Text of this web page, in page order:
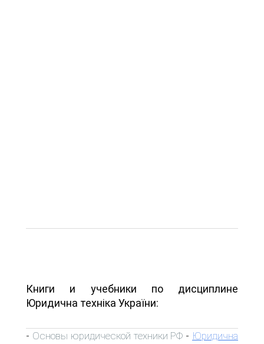
Книги и учебники по дисциплине
Юридична техніка України:
- Основы юридической техники РФ - Юридична